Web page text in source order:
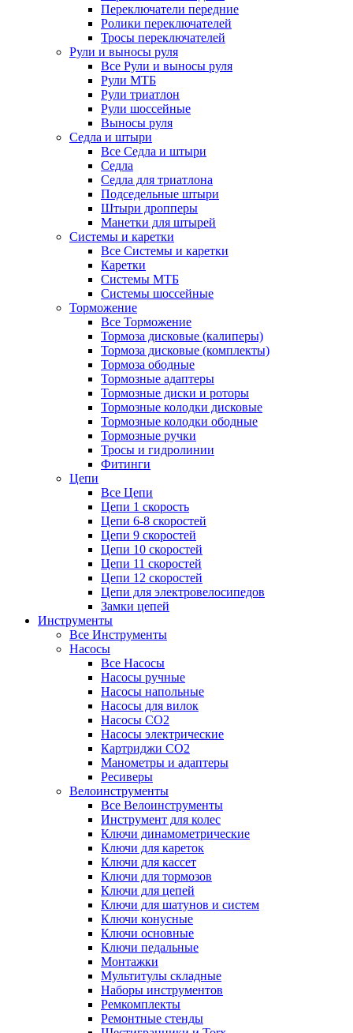
Переключатели передние
Ролики переключателей
Тросы переключателей
Рули и выносы руля
Все Рули и выносы руля
Рули МТБ
Рули триатлон
Рули шоссейные
Выносы руля
Седла и штыри
Все Седла и штыри
Седла
Седла для триатлона
Подседельные штыри
Штыри дропперы
Манетки для штырей
Системы и каретки
Все Системы и каретки
Каретки
Системы МТБ
Системы шоссейные
Торможение
Все Торможение
Тормоза дисковые (калиперы)
Тормоза дисковые (комплекты)
Тормоза ободные
Тормозные адаптеры
Тормозные диски и роторы
Тормозные колодки дисковые
Тормозные колодки ободные
Тормозные ручки
Тросы и гидролинии
Фитинги
Цепи
Все Цепи
Цепи 1 скорость
Цепи 6-8 скоростей
Цепи 9 скоростей
Цепи 10 скоростей
Цепи 11 скоростей
Цепи 12 скоростей
Цепи для электровелосипедов
Замки цепей
Инструменты
Все Инструменты
Насосы
Все Насосы
Насосы ручные
Насосы напольные
Насосы для вилок
Насосы CO2
Насосы электрические
Картриджи CO2
Манометры и адаптеры
Ресиверы
Велоинструменты
Все Велоинструменты
Инструмент для колес
Ключи динамометрические
Ключи для кареток
Ключи для кассет
Ключи для тормозов
Ключи для цепей
Ключи для шатунов и систем
Ключи конусные
Ключи основные
Ключи педальные
Монтажки
Мультитулы складные
Наборы инструментов
Ремкомплекты
Ремонтные стенды